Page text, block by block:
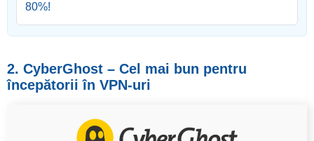
80%!
2. CyberGhost – Cel mai bun pentru
începătorii în VPN-uri